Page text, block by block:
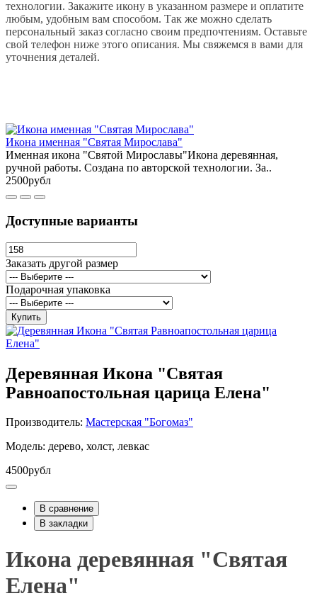
технологии. Закажите икону в указанном размере и оплатите
любым, удобным вам способом. Так же можно сделать
персональный заказ согласно своим предпочтениям. Оставьте
свой телефон ниже этого описания. Мы свяжемся в вами для
уточнения деталей.
Икона именная "Святая Мирослава"
Именная икона "Святой Мирославы"Икона деревянная,
ручной работы. Создана по авторской технологии. За..
2500рубл
Доступные варианты
Заказать другой размер
Подарочная упаковка
Купить
Деревянная Икона "Святая
Равноапостольная царица Елена"
Производитель: Мастерская "Богомаз"
Модель: дерево, холст, левкас
4500рубл
В сравнение
В закладки
Икона деревянная "Святая
Елена"